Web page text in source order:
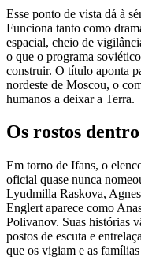
Esse ponto de vista dá à
Funciona tanto como
espacial, cheio de
o que o programa
construir. O título aponta
nordeste de Moscou, o
humanos a deixar a Terra.
Os rostos
Em torno de Ifans, o
oficial quase nunca
Lyudmilla Raskova,
Englert aparece como
Polivanov. Suas histórias
postos de escuta e
que os vigiam e as